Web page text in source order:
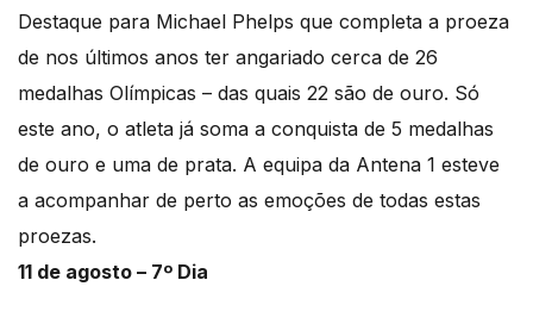
Destaque para Michael Phelps que completa a proeza
de nos últimos anos ter angariado cerca de 26
medalhas Olímpicas – das quais 22 são de ouro. Só
este ano, o atleta já soma a conquista de 5 medalhas
de ouro e uma de prata. A equipa da Antena 1 esteve
a acompanhar de perto as emoções de todas estas
proezas.
11 de agosto – 7º Dia